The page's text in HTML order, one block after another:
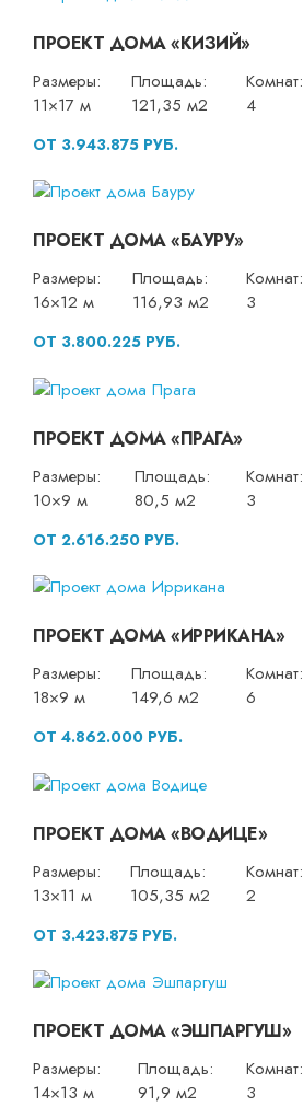
ПРОЕКТ ДОМА «КИЗИЙ»
Размеры:
11×17 м
Площадь:
121,35 м2
Комнат:
4
ОТ 3.943.875 РУБ.
ПРОЕКТ ДОМА «БАУРУ»
Размеры:
16×12 м
Площадь:
116,93 м2
Комнат:
3
ОТ 3.800.225 РУБ.
ПРОЕКТ ДОМА «ПРАГА»
Размеры:
10×9 м
Площадь:
80,5 м2
Комнат:
3
ОТ 2.616.250 РУБ.
ПРОЕКТ ДОМА «ИРРИКАНА»
Размеры:
18×9 м
Площадь:
149,6 м2
Комнат:
6
ОТ 4.862.000 РУБ.
ПРОЕКТ ДОМА «ВОДИЦЕ»
Размеры:
13×11 м
Площадь:
105,35 м2
Комнат:
2
ОТ 3.423.875 РУБ.
ПРОЕКТ ДОМА «ЭШПАРГУШ»
Размеры:
14×13 м
Площадь:
91,9 м2
Комнат:
3